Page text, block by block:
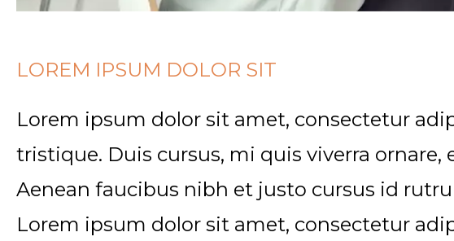
LOREM IPSUM DOLOR SIT
Lorem ipsum dolor sit amet, consectetur
tristique. Duis cursus, mi quis viverra
Aenean faucibus nibh et justo cursus id
Lorem ipsum dolor sit amet, consectetur